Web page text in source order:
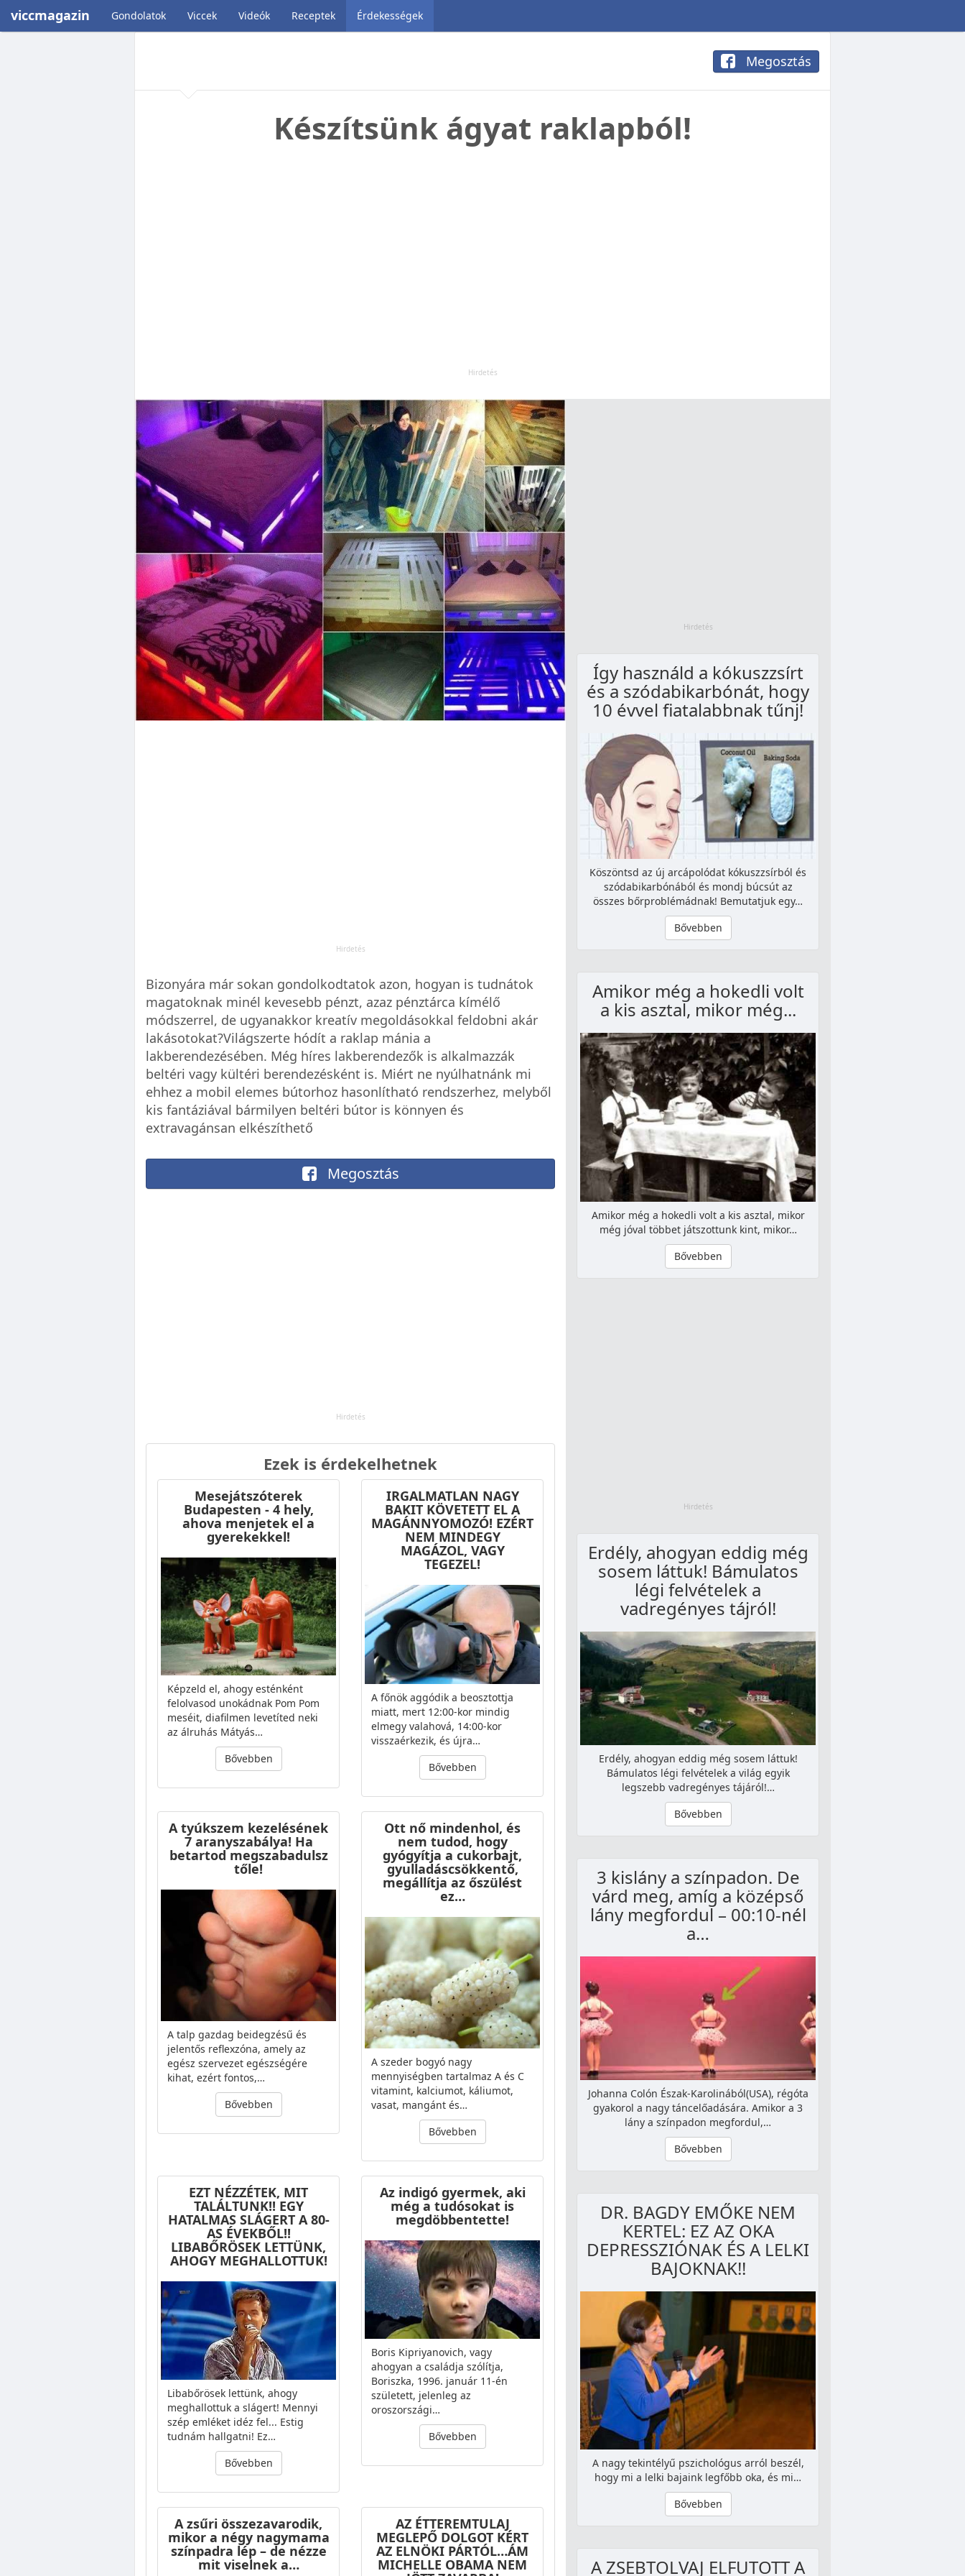
viccmagazin Gondolatok Viccek Videók Receptek Érdekességek
Megosztás
Készítsünk ágyat raklapból!
Bizonyára már sokan gondolkodtatok azon, hogyan is tudnátok
magatoknak minél kevesebb pénzt, azaz pénztárca kímélő
módszerrel, de ugyanakkor kreatív megoldásokkal feldobni akár
lakásotokat?Világszerte hódít a raklap mánia a
lakberendezésében. Még híres lakberendezők is alkalmazzák
beltéri vagy kültéri berendezésként is. Miért ne nyúlhatnánk mi
ehhez a mobil elemes bútorhoz hasonlítható rendszerhez, melyből
kis fantáziával bármilyen beltéri bútor is könnyen és
extravagánsan elkészíthető
Megosztás
Ezek is érdekelhetnek
Mesejátszóterek
Budapesten - 4 hely,
ahova menjetek el a
gyerekekkel!
Képzeld el, ahogy esténként
felolvasod unokádnak Pom Pom
meséit, diafilmen levetíted neki
az álruhás Mátyás…
Bővebben
IRGALMATLAN NAGY
BAKIT KÖVETETT EL A
MAGÁNNYOMOZÓ! EZÉRT
NEM MINDEGY
MAGÁZOL, VAGY
TEGEZEL!
A főnök aggódik a beosztottja
miatt, mert 12:00-kor mindig
elmegy valahová, 14:00-kor
visszaérkezik, és újra…
Bővebben
A tyúkszem kezelésének
7 aranyszabálya! Ha
betartod megszabadulsz
tőle!
A talp gazdag beidegzésű és
jelentős reflexzóna, amely az
egész szervezet egészségére
kihat, ezért fontos,…
Bővebben
Ott nő mindenhol, és
nem tudod, hogy
gyógyítja a cukorbajt,
gyulladáscsökkentő,
megállítja az őszülést
ez…
A szeder bogyó nagy
mennyiségben tartalmaz A és C
vitamint, kalciumot, káliumot,
vasat, mangánt és…
Bővebben
EZT NÉZZÉTEK, MIT
TALÁLTUNK!! EGY
HATALMAS SLÁGERT A 80-
AS ÉVEKBŐL!!
LIBABŐRÖSEK LETTÜNK,
AHOGY MEGHALLOTTUK!
Libabőrösek lettünk, ahogy
meghallottuk a slágert! Mennyi
szép emléket idéz fel... Estig
tudnám hallgatni! Ez…
Bővebben
Az indigó gyermek, aki
még a tudósokat is
megdöbbentette!
Boris Kipriyanovich, vagy
ahogyan a családja szólítja,
Boriszka, 1996. január 11-én
született, jelenleg az
oroszországi…
Bővebben
A zsűri összezavarodik,
mikor a négy nagymama
színpadra lép – de nézze
mit viselnek a…
AZ ÉTTEREMTULAJ
MEGLEPŐ DOLGOT KÉRT
AZ ELNÖKI PÁRTÓL…ÁM
MICHELLE OBAMA NEM
Így használd a kókuszzsírt
és a szódabikarbónát, hogy
10 évvel fiatalabbnak tűnj!
Köszöntsd az új arcápolódat kókuszzsírból és
szódabikarbónából és mondj búcsút az
összes bőrproblémádnak! Bemutatjuk egy…
Bővebben
Amikor még a hokedli volt
a kis asztal, mikor még...
Amikor még a hokedli volt a kis asztal, mikor
még jóval többet játszottunk kint, mikor…
Bővebben
Erdély, ahogyan eddig még
sosem láttuk! Bámulatos
légi felvételek a
vadregényes tájról!
Erdély, ahogyan eddig még sosem láttuk!
Bámulatos légi felvételek a világ egyik
legszebb vadregényes tájáról!…
Bővebben
3 kislány a színpadon. De
várd meg, amíg a középső
lány megfordul – 00:10-nél
a…
Johanna Colón Észak-Karolinából(USA), régóta
gyakorol a nagy táncelőadására. Amikor a 3
lány a színpadon megfordul,…
Bővebben
DR. BAGDY EMŐKE NEM
KERTEL: EZ AZ OKA
DEPRESSZIÓNAK ÉS A LELKI
BAJOKNAK!!
A nagy tekintélyű pszichológus arról beszél,
hogy mi a lelki bajaink legfőbb oka, és mi…
Bővebben
A ZSEBTOLVAJ ELFUTOTT A